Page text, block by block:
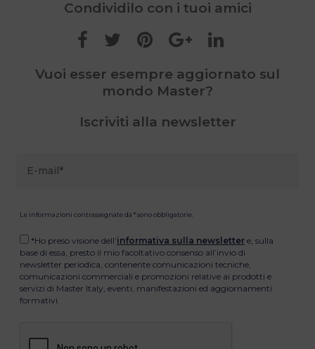
Condividilo con i tuoi amici
Vuoi esser esempre aggiornato sul
mondo Master?
Iscriviti alla newsletter
Le informazioni contrassegnate da * sono obbligatorie.
*Ho preso visione dell’informativa sulla newsletter e, sulla
base di essa, presto il mio facoltativo consenso all’invio di
newsletter periodica, contenente comunicazioni tecniche,
comunicazioni commerciali e promozioni relative ai prodotti e
servizi di Master Italy, eventi, manifestazioni ed aggiornamenti
formativi.